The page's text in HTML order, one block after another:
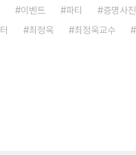
이벤트 파티 증명사진
최정욱 최정욱교수